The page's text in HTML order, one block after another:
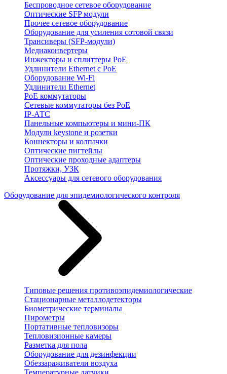
Беспроводное сетевое оборудование
Оптические SFP модули
Прочее сетевое оборудование
Оборудование для усиления сотовой связи
Трансиверы (SFP-модули)
Медиаконвертеры
Инжекторы и сплиттеры PoE
Удлинители Ethernet с PoE
Оборудование Wi-Fi
Удлинители Ethernet
PoE коммутаторы
Сетевые коммутаторы без PoE
IP-АТС
Панельные компьютеры и мини-ПК
Модули keystone и розетки
Коннекторы и колпачки
Оптические пигтейлы
Оптические проходные адаптеры
Протяжки, УЗК
Аксессуары для сетевого оборудования
Оборудование для эпидемиологического контроля
Типовые решения противоэпидемиологические
Стационарные металлодетекторы
Биометрические терминалы
Пирометры
Портативные тепловизоры
Тепловизионные камеры
Разметка для пола
Оборудование для дезинфекции
Обеззараживатели воздуха
Температурные датчики